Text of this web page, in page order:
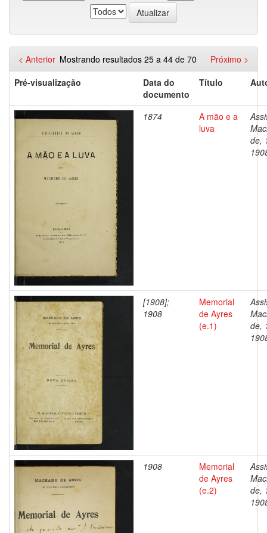
Mostrando resultados 25 a 44 de 70
< Anterior
Próximo >
Pré-visualização
Data do
documento
Título
1874
A mão e a
luva
de,
[1908];
1908
Memorial
de Ayres
(e.1)
de,
1908
Memorial
de Ayres
(e.2)
de,